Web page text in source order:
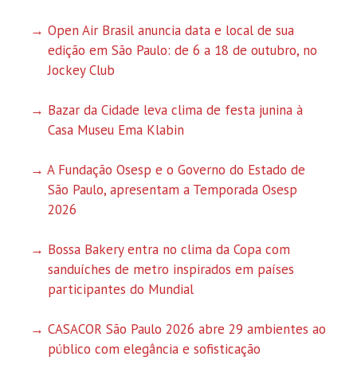
Open Air Brasil anuncia data e local de sua
edição em São Paulo: de 6 a 18 de outubro, no
Jockey Club
Bazar da Cidade leva clima de festa junina à
Casa Museu Ema Klabin
A Fundação Osesp e o Governo do Estado de
São Paulo, apresentam a Temporada Osesp
2026
Bossa Bakery entra no clima da Copa com
sanduíches de metro inspirados em países
participantes do Mundial
CASACOR São Paulo 2026 abre 29 ambientes ao
público com elegância e sofisticação